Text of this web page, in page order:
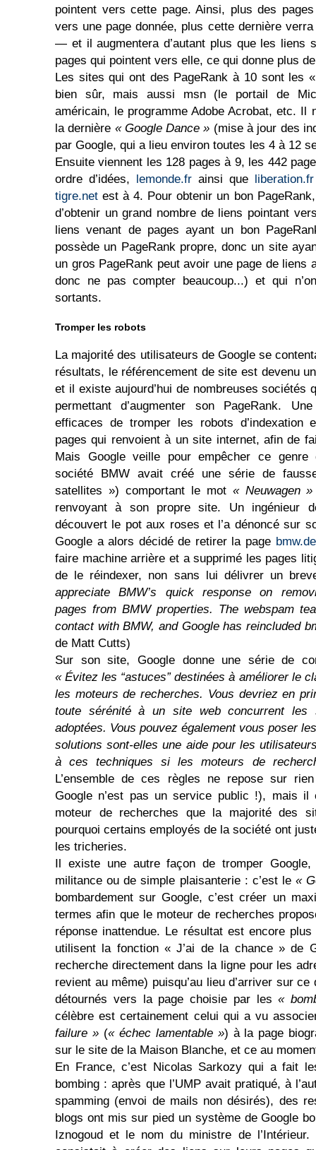
pointent vers cette page. Ainsi, plus des
vers une page donnée, plus cette dernière
— et il augmentera d’autant plus que les liens
pages qui pointent vers elle, ce qui donne plus
Les sites qui ont des PageRank à 10 sont les
bien sûr, mais aussi msn (le portail de
américain, le programme Adobe Acrobat, etc. Il
la dernière « Google Dance » (mise à jour des
par Google, qui a lieu environ toutes les 4 à 12
Ensuite viennent les 128 pages à 9, les 442
ordre d’idées, lemonde.fr ainsi que liberation.fr
tigre.net est à 4. Pour obtenir un bon
d’obtenir un grand nombre de liens pointant
liens venant de pages ayant un bon
possède un PageRank propre, donc un site
un gros PageRank peut avoir une page de liens
donc ne pas compter beaucoup...) et qui
sortants.
Tromper les robots
La majorité des utilisateurs de Google se
résultats, le référencement de site est devenu
et il existe aujourd’hui de nombreuses sociétés
permettant d’augmenter son PageRank.
efficaces de tromper les robots d’indexation
pages qui renvoient à un site internet, afin de
Mais Google veille pour empêcher ce genre
société BMW avait créé une série de
satellites ») comportant le mot « Neuwagen »
renvoyant à son propre site. Un ingénieur
découvert le pot aux roses et l’a dénoncé sur
Google a alors décidé de retirer la page bmw.de
faire machine arrière et a supprimé les pages
de le réindexer, non sans lui délivrer un
appreciate BMW’s quick response on
pages from BMW properties. The webspam
contact with BMW, and Google has reincluded
de Matt Cutts)
Sur son site, Google donne une série de
« Évitez les “astuces” destinées à améliorer le
les moteurs de recherches. Vous devriez en
toute sérénité à un site web concurrent les
adoptées. Vous pouvez également vous poser
solutions sont-elles une aide pour les
à ces techniques si les moteurs de
L’ensemble de ces règles ne repose sur
Google n’est pas un service public !), mais
moteur de recherches que la majorité des
pourquoi certains employés de la société ont
les tricheries.
Il existe une autre façon de tromper
militance ou de simple plaisanterie : c’est le«
bombardement sur Google, c’est créer un
termes afin que le moteur de recherches
réponse inattendue. Le résultat est encore
utilisent la fonction « J’ai de la chance » de
recherche directement dans la ligne pour les
revient au même) puisqu’au lieu d’arriver sur
détournés vers la page choisie par les«
célèbre est certainement celui qui a vu
failure »(« échec lamentable ») à la page
sur le site de la Maison Blanche, et ce au
En France, c’est Nicolas Sarkozy qui a fait
bombing : après que l’UMP avait pratiqué, à
spamming (envoi de mails non désirés), des
blogs ont mis sur pied un système de Google
Iznogoud et le nom du ministre de